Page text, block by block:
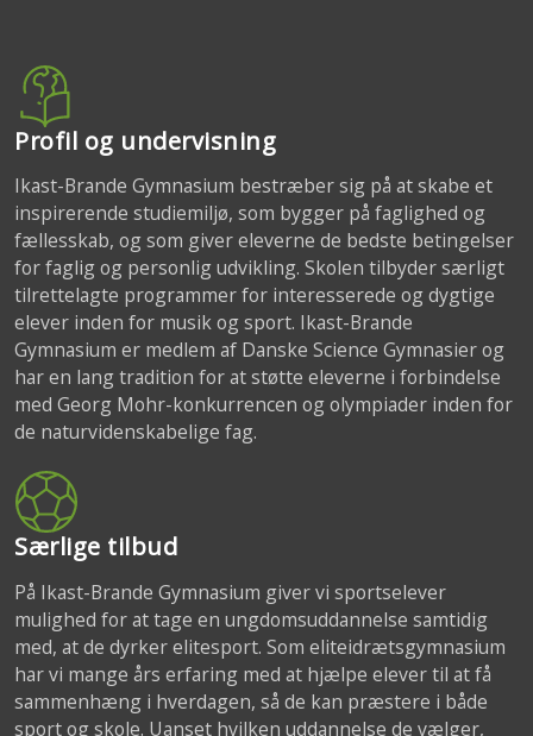
Profil og undervisning
Ikast-Brande Gymnasium bestræber sig på at skabe et
inspirerende studiemiljø, som bygger på faglighed og
fællesskab, og som giver eleverne de bedste betingelser
for faglig og personlig udvikling. Skolen tilbyder særligt
tilrettelagte programmer for interesserede og dygtige
elever inden for musik og sport. Ikast-Brande
Gymnasium er medlem af Danske Science Gymnasier og
har en lang tradition for at støtte eleverne i forbindelse
med Georg Mohr-konkurrencen og olympiader inden for
de naturvidenskabelige fag.
Særlige tilbud
På Ikast-Brande Gymnasium giver vi sportselever
mulighed for at tage en ungdomsuddannelse samtidig
med, at de dyrker elitesport. Som eliteidrætsgymnasium
har vi mange års erfaring med at hjælpe elever til at få
sammenhæng i hverdagen, så de kan præstere i både
sport og skole. Uanset hvilken uddannelse de vælger,